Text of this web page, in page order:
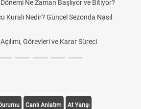
Ne Zaman Başlıyor ve Bitiyor?
Kuralı Nedir? Güncel Sezonda Nasıl
Görevleri ve Karar Süreci
Canlı Anlatım At Yarışı